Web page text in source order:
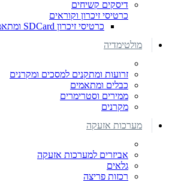
דיסקים קשיחים
כרטיסי זיכרון וקוראים
כרטיסי זיכרון SDCard ומתאמים
מולטימדיה
זרועות ומתקנים למסכים ומקרנים
כבלים ומתאמים
ממירים וסטרימרים
מקרנים
מערכות אזעקה
אביזרים למערכות אזעקה
גלאים
רכזות פריצה